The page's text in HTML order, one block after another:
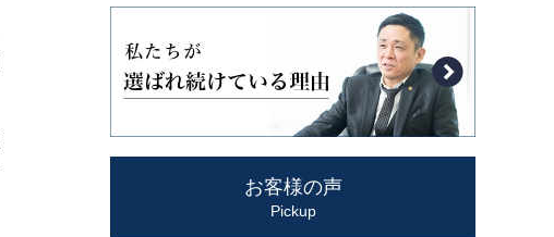
お客様の声
Pickup